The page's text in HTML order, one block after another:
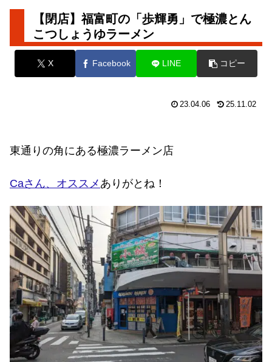
【閉店】福富町の「歩輝勇」で極濃とん
こつしょうゆラーメン
X Facebook LINE コピー
23.04.06 25.11.02
東通りの角にある極濃ラーメン店
Caさん、オススメ ありがとね！